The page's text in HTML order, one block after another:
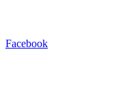
Facebook